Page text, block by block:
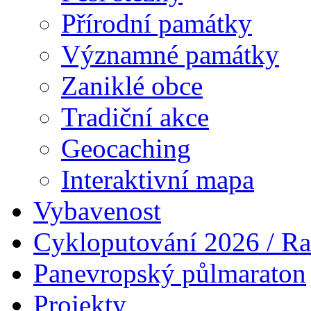
Přírodní památky
Významné památky
Zaniklé obce
Tradiční akce
Geocaching
Interaktivní mapa
Vybavenost
Cykloputování 2026 /
Panevropský půlmaraton
Projekty